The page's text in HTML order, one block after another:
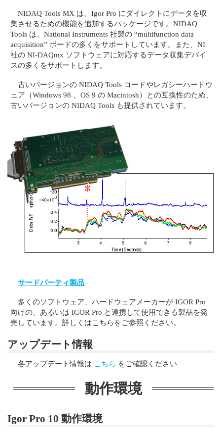
NIDAQ Tools MX は、Igor Pro にダイレクトにデータを収
集させるための機能を追加するパッケージです。NIDAQ
Tools は、National Instruments 社製の “multifunction data
acquisition” ボードの多くをサポートしています。また、NI
社の NI-DAQmx ソフトウェアに対応するデータ収集デバイ
スの多くをサポートします。
古いバージョンの NIDAQ Tools コードやレガシーハードウ
ェア（Windows 98 、OS 9 の Macintosh）との互換性のため、
古いバージョンの NIDAQ Tools も提供されています。
サードパーティ製品
多くのソフトウェア、ハードウェアメーカーが IGOR Pro
向けの、あるいは IGOR Pro と連携して使用できる製品を発
売しています。詳しくはこちらをご参照ください。
アップデート情報
各アップデート情報は こちら をご確認ください
動作環境
Igor Pro 10 動作環境